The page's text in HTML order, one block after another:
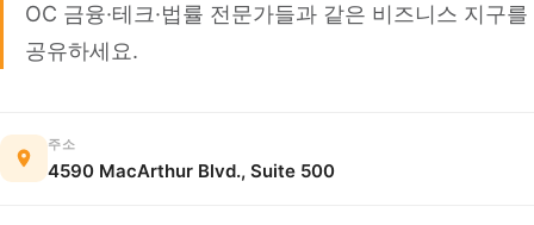
OC 금융·테크·법률 전문가들과 같은 비즈니스 지구를
공유하세요.
주소
4590 MacArthur Blvd., Suite 500